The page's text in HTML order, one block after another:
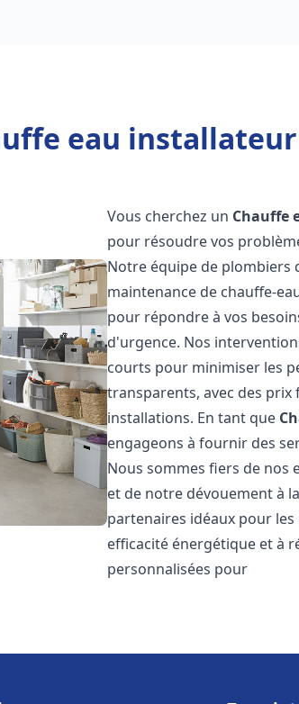
eau
Vous cherchez un Chauffe
pour résoudre vos
Notre équipe de plombiers
maintenance de chauffe-
pour répondre à vos
d'urgence. Nos
courts pour minimiser les
transparents, avec des
installations. En tant que
engageons à fournir des
Nous sommes fiers de nos
et de notre dévouement à
partenaires idéaux pour
efficacité énergétique et à
personnalisées pour